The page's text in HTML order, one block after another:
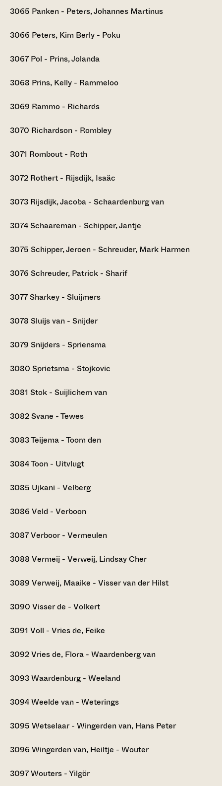
3065 Panken - Peters, Johannes Martinus
3066 Peters, Kim Berly - Poku
3067 Pol - Prins, Jolanda
3068 Prins, Kelly - Rammeloo
3069 Rammo - Richards
3070 Richardson - Rombley
3071 Rombout - Roth
3072 Rothert - Rijsdijk, Isaäc
3073 Rijsdijk, Jacoba - Schaardenburg van
3074Schaareman - Schipper, Jantje
3075 Schipper, Jeroen - Schreuder, Mark Harmen
3076 Schreuder, Patrick - Sharif
3077Sharkey - Sluijmers
3078 Sluijs van - Snijder
3079 Snijders - Spriensma
3080 Sprietsma - Stojkovic
3081 Stok - Suijlichem van
3082Svane - Tewes
3083Teijema - Toom den
3084Toon - Uitvlugt
3085 Ujkani - Velberg
3086 Veld - Verboon
3087Verboor - Vermeulen
3088 Vermeij - Verweij, Lindsay Cher
3089 Verweij, Maaike - Visser van der Hilst
3090 Visser de - Volkert
3091 Voll - Vries de, Feike
3092Vries de, Flora - Waardenberg van
3093Waardenburg - Weeland
3094Weelde van - Weterings
3095 Wetselaar - Wingerden van, Hans Peter
3096 Wingerden van, Heiltje - Wouter
3097Wouters - Yilgör